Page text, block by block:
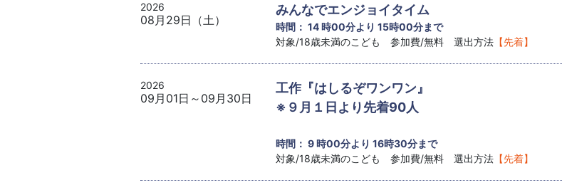
2026
08月29日（土）
みんなでエンジョイタイム
時間： 14 時00分より 15時00分まで
対象/18歳未満のこども 参加費/無料 選出方法 【先着】
2026
09月01日～09月30日
工作『はしるぞワンワン』
※９月１日より先着90人
時間： 9 時00分より 16時30分まで
対象/18歳未満のこども 参加費/無料 選出方法 【先着】